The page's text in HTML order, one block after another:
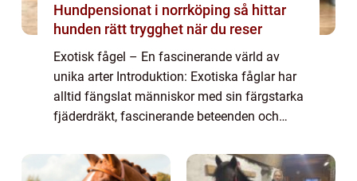
Hundpensionat i norrköping så hittar
hunden rätt trygghet när du reser
Exotisk fågel – En fascinerande värld av
unika arter Introduktion: Exotiska fåglar har
alltid fängslat människor med sin färgstarka
fjäderdräkt, fascinerande beteenden och
Denna artikel ger en övergri...